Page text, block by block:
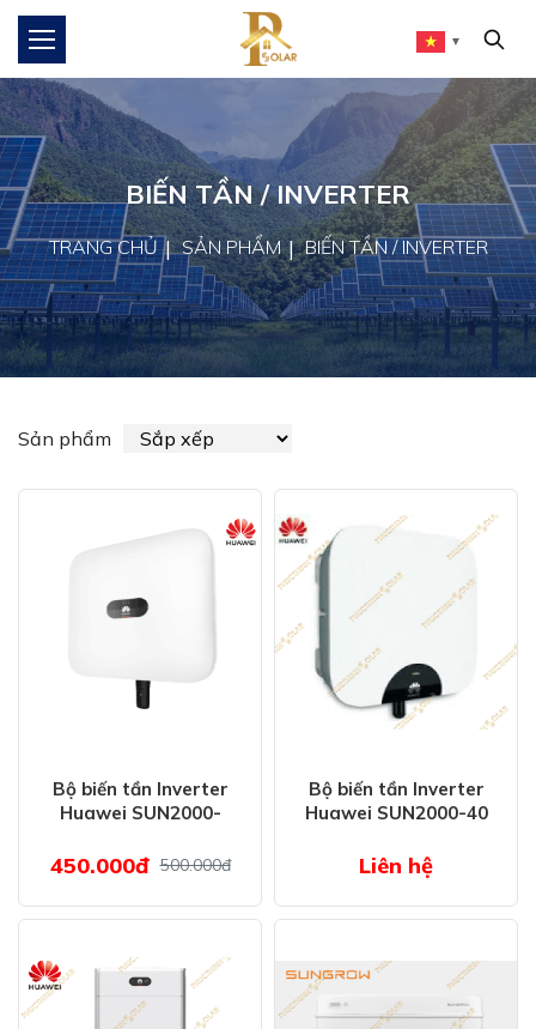
▼
BIẾN TẦN / INVERTER
TRANG CHỦ SẢN PHẨM BIẾN TẦN / INVERTER
Sản phẩm
Bộ biến tần Inverter
Huawei SUN2000-
450.000đ 500.000đ
Bộ biến tần Inverter
Huawei SUN2000-40
Liên hệ